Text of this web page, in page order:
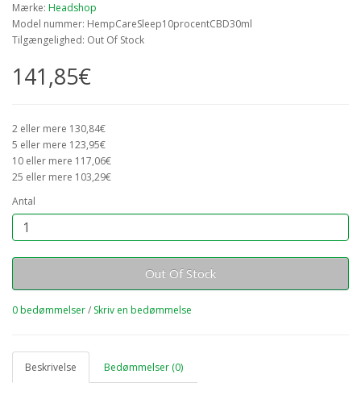
Mærke: Headshop
Model nummer: HempCareSleep10procentCBD30ml
Tilgængelighed: Out Of Stock
141,85€
2 eller mere 130,84€
5 eller mere 123,95€
10 eller mere 117,06€
25 eller mere 103,29€
Antal
Out Of Stock
0 bedømmelser/ Skriv en bedømmelse
Beskrivelse Bedømmelser (0)